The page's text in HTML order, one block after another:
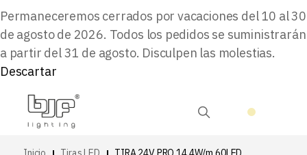
Permaneceremos cerrados por vacaciones del 10 al 30
de agosto de 2026. Todos los pedidos se suministrarán
a partir del 31 de agosto. Disculpen las molestias.
Descartar